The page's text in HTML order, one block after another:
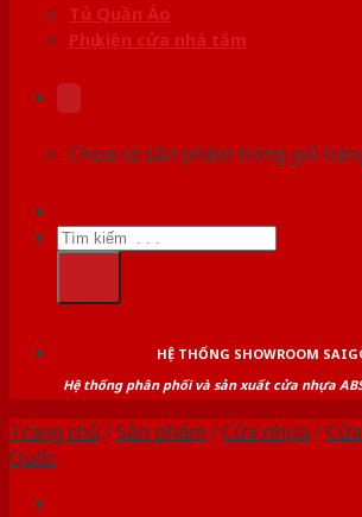
Tủ Quần Áo
Phụ kiện cửa nhà tắm
Chưa có sản phẩm trong giỏ
Tìm
kiếm:
HỆ THỐNG SHOWROOM
Hệ thống phân phối và sản xuất cửa nhựa
Trang chủ /Sản phẩm /Cửa nhựa /
Quốc